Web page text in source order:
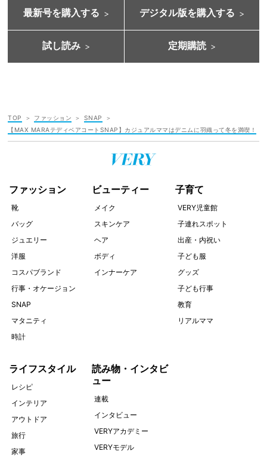
最新号を購入する デジタル版を購入する
試し読み 定期購読
TOP ファッション
SNAP
【MAX MARAテディベアコートSNAP】カジュアルママはデニムに羽織って冬を満喫！
ファッション
靴
バッグ
ジュエリー
洋服
コスパブランド
行事・オケージョン
SNAP
マタニティ
時計
ビューティー
メイク
スキンケア
ヘア
ボディ
インナーケア
子育て
VERY児童館
子連れスポット
出産・内祝い
子ども服
グッズ
子ども行事
教育
リアルママ
ライフスタイル
レシピ
インテリア
アウトドア
旅行
家事
読み物・インタビ
ュー
連載
インタビュー
VERYアカデミー
VERYモデル